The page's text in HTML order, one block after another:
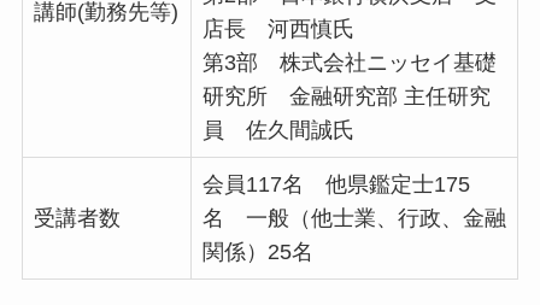
講師(勤務先等)
店長 河西慎氏
第3部 株式会社ニッセイ基礎
研究所 金融研究部 主任研究
員 佐久間誠氏
受講者数
会員117名 他県鑑定士175
名 一般（他士業、行政、金融
関係）25名